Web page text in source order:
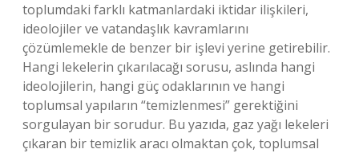
toplumdaki farklı katmanlardaki iktidar ilişkileri,
ideolojiler ve vatandaşlık kavramlarını
çözümlemekle de benzer bir işlevi yerine getirebilir.
Hangi lekelerin çıkarılacağı sorusu, aslında hangi
ideolojilerin, hangi güç odaklarının ve hangi
toplumsal yapıların “temizlenmesi” gerektiğini
sorgulayan bir sorudur. Bu yazıda, gaz yağı lekeleri
çıkaran bir temizlik aracı olmaktan çok, toplumsal